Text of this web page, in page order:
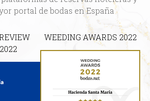
equipadas. Cuentan con
teléfono, Televisión y baño
un máximo confort a
y particularmente a las
bodas, ideado para tal fin. Esta
para invitados en Bodas y
es decisiva en nuestro catálogo